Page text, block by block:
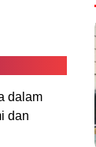
dalam
dan